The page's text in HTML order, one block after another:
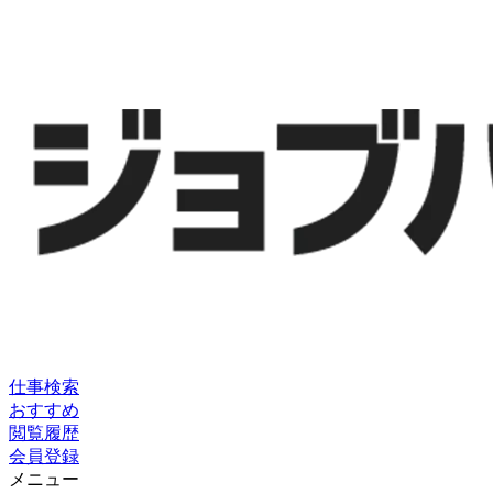
仕事検索
おすすめ
閲覧履歴
会員登録
メニュー